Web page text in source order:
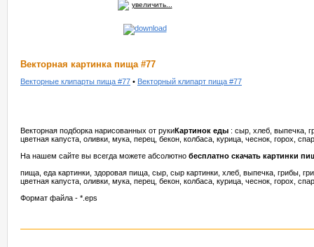
увеличить...
Векторная картинка пища #77
Векторные клипарты пища #77 • Векторный клипарт пища #77
Векторная подборка нарисованных от рукиКартинок еды : сыр, хлеб, выпечка,
цветная капуста, оливки, мука, перец, бекон, колбаса, курица, чеснок, горох,
На нашем сайте вы всегда можете абсолютно бесплатно скачать картинки
пища, еда картинки, здоровая пища, сыр, сыр картинки, хлеб, выпечка, грибы,
цветная капуста, оливки, мука, перец, бекон, колбаса, курица, чеснок, горох,
Формат файла - *.eps